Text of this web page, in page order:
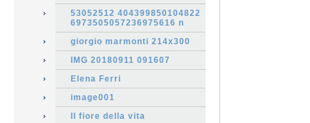
53052512 404399850104822
6973505057236975616 n
giorgio marmonti 214x300
IMG 20180911 091607
Elena Ferri
image001
Il fiore della vita